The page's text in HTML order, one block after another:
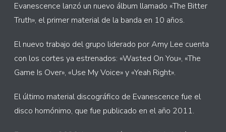
Evanescence lanzó un nuevo álbum llamado «The Bitter
Truth», el primer material de la banda en 10 años.
El nuevo trabajo del grupo liderado por Amy Lee cuenta
con los cortes ya estrenados: «Wasted On You», «The
Game Is Over», «Use My Voice» y «Yeah Right».
El último material discográfico de Evanescence fue el
disco homónimo, que fue publicado en el año 2011.